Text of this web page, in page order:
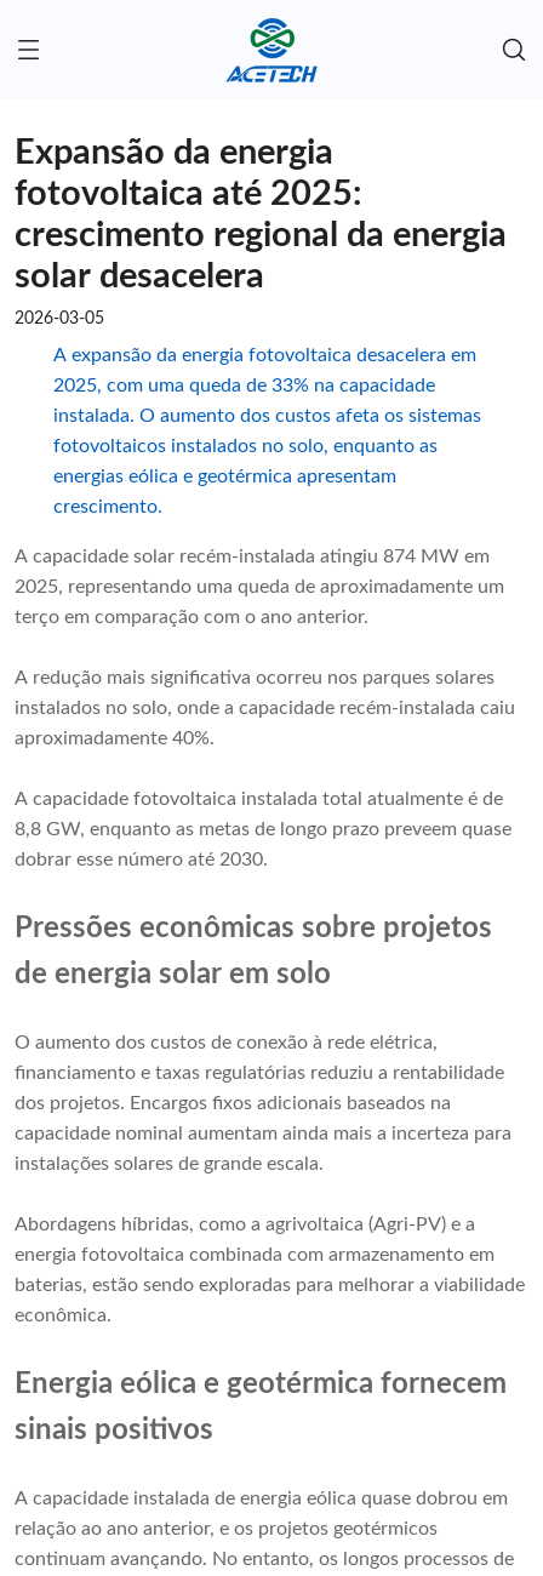
Expansão da energia
fotovoltaica até 2025:
crescimento regional da energia
solar desacelera
2026-03-05
A expansão da energia fotovoltaica desacelera em
2025, com uma queda de 33% na capacidade
instalada. O aumento dos custos afeta os sistemas
fotovoltaicos instalados no solo, enquanto as
energias eólica e geotérmica apresentam
crescimento.
A capacidade solar recém-instalada atingiu 874 MW em
2025, representando uma queda de aproximadamente um
terço em comparação com o ano anterior.
A redução mais significativa ocorreu nos parques solares
instalados no solo, onde a capacidade recém-instalada caiu
aproximadamente 40%.
A capacidade fotovoltaica instalada total atualmente é de
8,8 GW, enquanto as metas de longo prazo preveem quase
dobrar esse número até 2030.
Pressões econômicas sobre projetos
de energia solar em solo
O aumento dos custos de conexão à rede elétrica,
financiamento e taxas regulatórias reduziu a rentabilidade
dos projetos. Encargos fixos adicionais baseados na
capacidade nominal aumentam ainda mais a incerteza para
instalações solares de grande escala.
Abordagens híbridas, como a agrivoltaica (Agri-PV) e a
energia fotovoltaica combinada com armazenamento em
baterias, estão sendo exploradas para melhorar a viabilidade
econômica.
Energia eólica e geotérmica fornecem
sinais positivos
A capacidade instalada de energia eólica quase dobrou em
relação ao ano anterior, e os projetos geotérmicos
continuam avançando. No entanto, os longos processos de